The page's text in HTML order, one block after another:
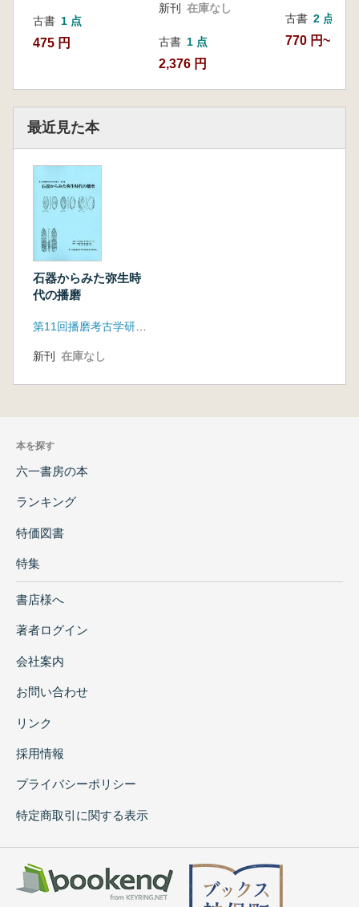
古書 1 点
475 円
新刊 在庫なし
古書 1 点
2,376 円
古書 2 点
770 円~
最近見た本
石器からみた弥生時
代の播磨
新刊 在庫なし
本を探す
六一書房の本
ランキング
特価図書
特集
書店様へ
著者ログイン
会社案内
お問い合わせ
リンク
採用情報
プライバシーポリシー
特定商取引に関する表示